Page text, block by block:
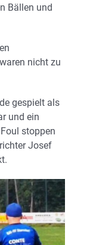
Bällen und
nicht zu
gespielt als
und ein
stoppen
Josef